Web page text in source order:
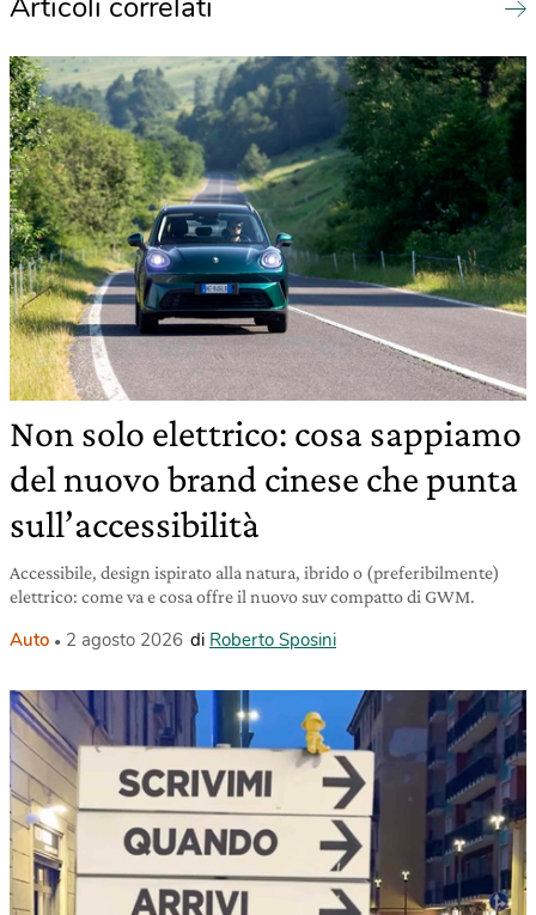
Non solo elettrico: cosa sappiamo
del nuovo brand cinese che punta
sull’accessibilità
Accessibile, design ispirato alla natura, ibrido o (preferibilmente)
elettrico: come va e cosa offre il nuovo suv compatto di GWM.
Auto 2 agosto 2026 di Roberto Sposini